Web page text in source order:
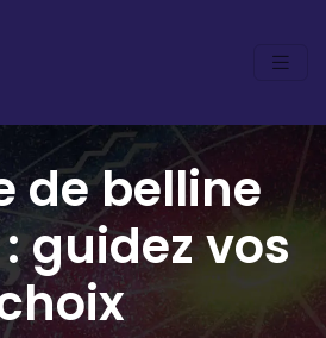
de belline
guidez vos